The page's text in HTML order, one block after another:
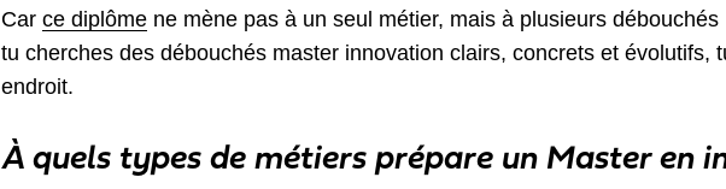
Carce diplôme ne mène pas à un seul métier, mais à plusieurs
tu cherches des débouchés master innovation clairs, concrets et évolutifs,
endroit.
À quels types de métiers prépare un Master en